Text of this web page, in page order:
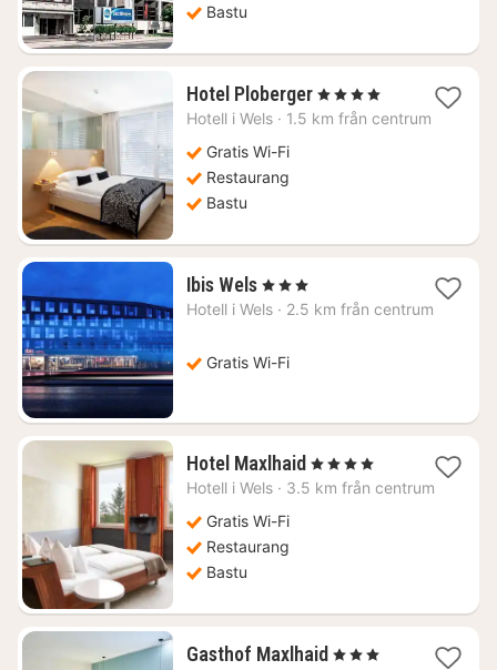
Bastu
Hotel Ploberger1
natt
, 4 Stjärnor
Hotell i Wels · 1.5 km från centrum
Gratis Wi-Fi
Restaurang
Bastu
Ibis Wels1
natt
kr.
, 3 Stjärnor
Hotell i Wels · 2.5 km från centrum
Gratis Wi-Fi
Hotel Maxlhaid 1
natt
, 4 Stjärnor
Hotell i Wels · 3.5 km från centrum
Gratis Wi-Fi
Restaurang
Bastu
Gasthof Maxlhaid 1
, 3 Stjärnor